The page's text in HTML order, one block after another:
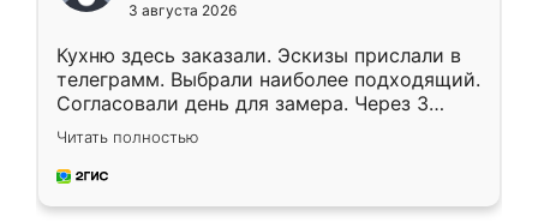
3 августа 2026
Кухню здесь заказали. Эскизы прислали в
телеграмм. Выбрали наиболее подходящий.
Согласовали день для замера. Через 3
недели кухня была уже готова. Остались
довольны работой. Спасибо Ренессанс
мебель за качественную работу!
Читать полностью